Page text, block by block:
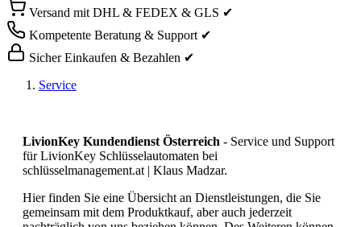
Versand mit DHL & FEDEX & GLS ✔
Kompetente Beratung & Support ✔
Sicher Einkaufen & Bezahlen ✔
Service
LivionKey Kundendienst Österreich - Service und Support
für LivionKey Schlüsselautomaten bei
schlüsselmanagement.at | Klaus Madzar.
Hier finden Sie eine Übersicht an Dienstleistungen, die Sie
gemeinsam mit dem Produktkauf, aber auch jederzeit